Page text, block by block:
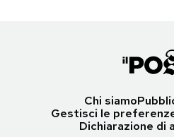
Chi siamo
Gestisci le
Dichiarazione di